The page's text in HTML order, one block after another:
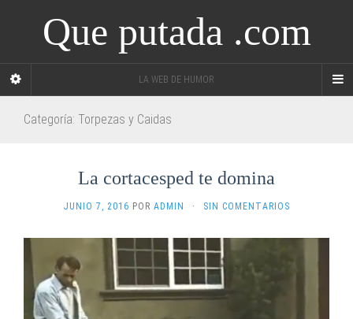
Que putada .com
LA WEB DE HUMOR
Categoría: Torpezas y Caidas
La cortacesped te domina
JUNIO 7, 2016 POR ADMIN · SIN COMENTARIOS